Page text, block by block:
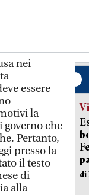
nei
essere
la
governo che
Pertanto,
presso la
il testo
di
alla
di